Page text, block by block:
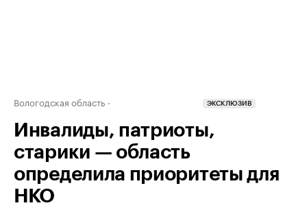
Вологодская область ЭКСКЛЮЗИВ
Инвалиды, патриоты,
старики — область
определила приоритеты для
НКО